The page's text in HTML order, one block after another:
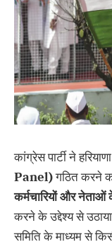
कांग्रेस पार्टी ने
Panel)गठित करने
कर्मचारियोंऔरनेताओं
करने के उद्देश्य से
समिति के माध्यम से